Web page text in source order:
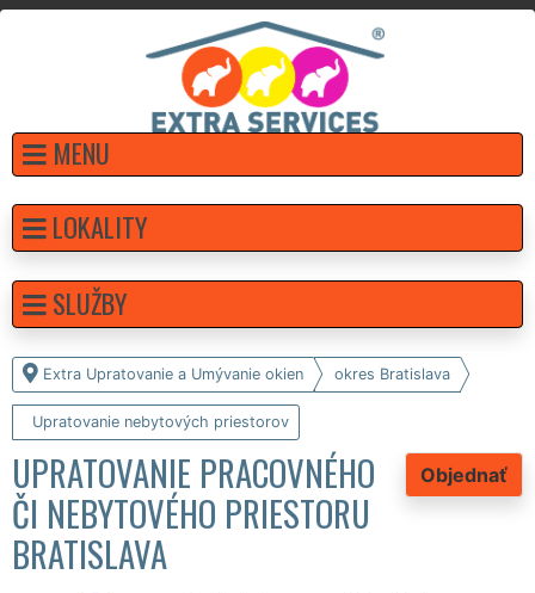
MENU
Extra Upratovanie a Umývanie okien okres Bratislava
Upratovanie nebytových priestorov
Objednať
UPRATOVANIE PRACOVNÉHO
ČI NEBYTOVÉHO PRIESTORU
BRATISLAVA
LOKALITY
SLUŽBY